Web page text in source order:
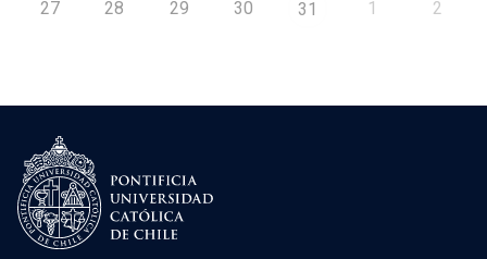
27 28 29 30 31 1 2